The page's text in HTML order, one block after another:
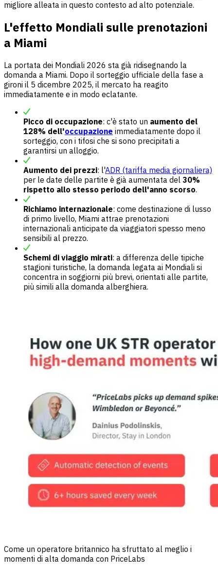
migliore alleata in questo contesto ad alto potenziale.
L'effetto Mondiali sulle prenotazioni
a Miami
La portata dei Mondiali 2026 sta già ridisegnando la
domanda a Miami. Dopo il sorteggio ufficiale della fase a
gironi il 5 dicembre 2025, il mercato ha reagito
immediatamente e in modo eclatante.
Picco di occupazione: c'è stato un aumento del
128% dell'occupazione immediatamente dopo il
sorteggio, con i tifosi che si sono precipitati a
garantirsi un alloggio.
Aumento dei prezzi: l'ADR (tariffa media giornaliera)
per le date delle partite è già aumentata del 30%
rispetto allo stesso periodo dell'anno scorso.
Richiamo internazionale: come destinazione di lusso
di primo livello, Miami attrae prenotazioni
internazionali anticipate da viaggiatori spesso meno
sensibili al prezzo.
Schemi di viaggio mirati: a differenza delle tipiche
stagioni turistiche, la domanda legata ai Mondiali si
concentra in soggiorni più brevi, orientati alle partite,
più simili alla domanda alberghiera.
Come un operatore britannico ha sfruttato al meglio i
momenti di alta domanda con PriceLabs